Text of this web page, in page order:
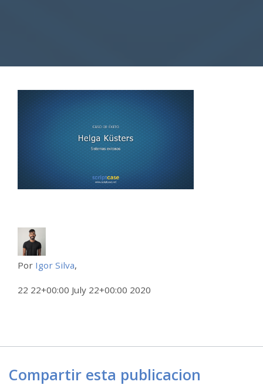
Por Igor Silva,
22 22+00:00 July 22+00:00 2020
Compartir esta publicacion